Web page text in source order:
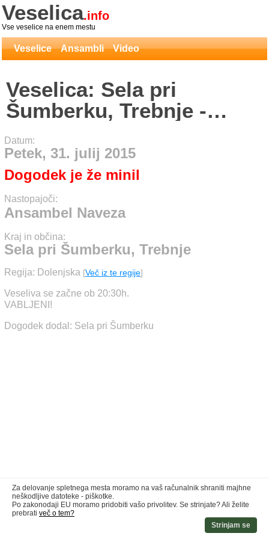
Veselica.info
Vse veselice na enem mestu
Veselice Ansambli Video
Veselica: Sela pri
Šumberku, Trebnje -
Ansambel Naveza
Datum:
Petek, 31. julij 2015
Dogodek je že minil
Nastopajoči:
Ansambel Naveza
Kraj in občina:
Sela pri Šumberku, Trebnje
Regija: Dolenjska [Več iz te regije]
Veseliva se začne ob 20:30h.
VABLJENI!
Dogodek dodal: Sela pri Šumberku
Za delovanje spletnega mesta moramo na vaš računalnik shraniti majhne
neškodljive datoteke - piškotke.
Po zakonodaji EU moramo pridobiti vašo privolitev. Se strinjate? Ali želite
prebrati več o tem?
Strinjam se